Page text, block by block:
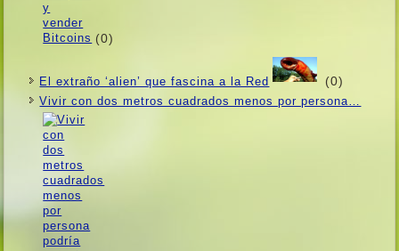
(0)
El extraño ‘alien’ que fascina a la Red (0)
Vivir con dos metros cuadrados menos por persona…